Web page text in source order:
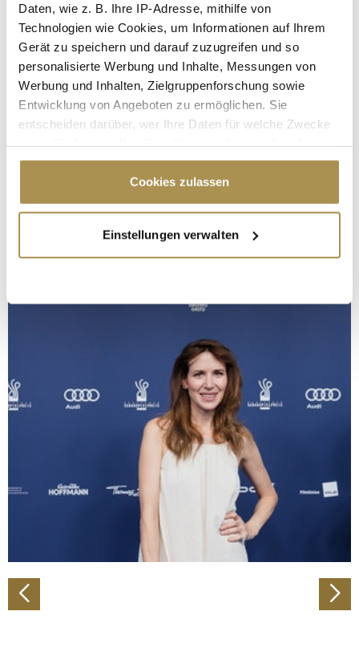
Daten, wie z. B. Ihre IP-Adresse, mithilfe von
Technologien wie Cookies, um Informationen auf Ihrem
Gerät zu speichern und darauf zuzugreifen und so
personalisierte Werbung und Inhalte, Messungen von
Werbung und Inhalten, Zielgruppenforschung sowie
Entwicklung von Angeboten zu ermöglichen. Sie
entscheiden darüber, wer Ihre Daten für welche Zwecke
Cookie-Erklärung oder durch Klicken auf das Privacy
Trigger Symbol ändern oder widerrufen
Informationen über Ihre geografische Lage
erfassen, welche bis auf einige Meter genau sein
Erfahren Sie mehr darüber, wie Ihre persönlichen Daten
verarbeitet werden, und legen Sie Ihre Präferenzen im
Abschnitt Einzelheiten
fest.
Wir verwenden Cookies, um Inhalte und Anzeigen zu
personalisieren, Funktionen für soziale Medien anbieten
zu können und die Zugriffe auf unsere Website zu
analysieren. Außerdem geben wir Informationen zu Ihrer
Verwendung unserer Website an unsere Partner für
soziale Medien, Werbung und Analysen weiter. Unsere
Partner führen diese Informationen möglicherweise mit
weiteren Daten zusammen, die Sie ihnen bereitgestellt
gesammelt haben.
Cookies zulassen
Einstellungen verwalten